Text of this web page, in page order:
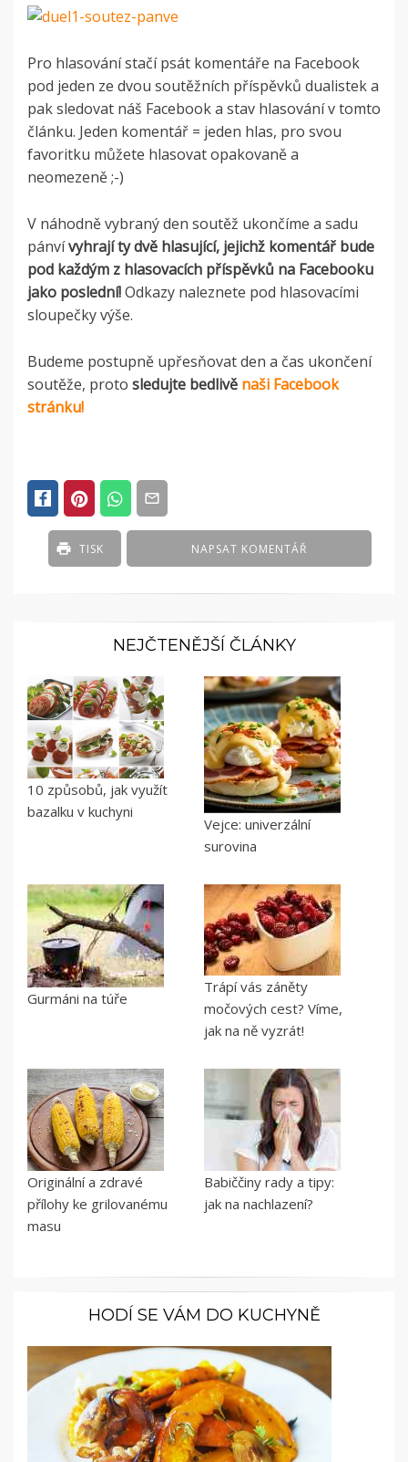
Pro hlasování stačí psát komentáře na Facebook
pod jeden ze dvou soutěžních příspěvků dualistek a
pak sledovat náš Facebook a stav hlasování v tomto
článku. Jeden komentář = jeden hlas, pro svou
favoritku můžete hlasovat opakovaně a
neomezeně ;-)
V náhodně vybraný den soutěž ukončíme a sadu
pánvívyhrají ty dvě hlasující, jejichž komentář bude
pod každým z hlasovacích příspěvků na Facebooku
jako poslední!Odkazy naleznete pod hlasovacími
sloupečky výše.
Budeme postupně upřesňovat den a čas ukončení
soutěže, proto sledujte bedlivě naši Facebook
stránku!
NAPSAT KOMENTÁŘ
TISK
NEJČTENĚJŠÍ ČLÁNKY
10 způsobů, jak využít
bazalku v kuchyni
Vejce: univerzální
surovina
Gurmáni na túře
Trápí vás záněty
močových cest? Víme,
jak na ně vyzrát!
Originální a zdravé
přílohy ke grilovanému
masu
Babiččiny rady a tipy:
jak na nachlazení?
HODÍ SE VÁM DO KUCHYNĚ